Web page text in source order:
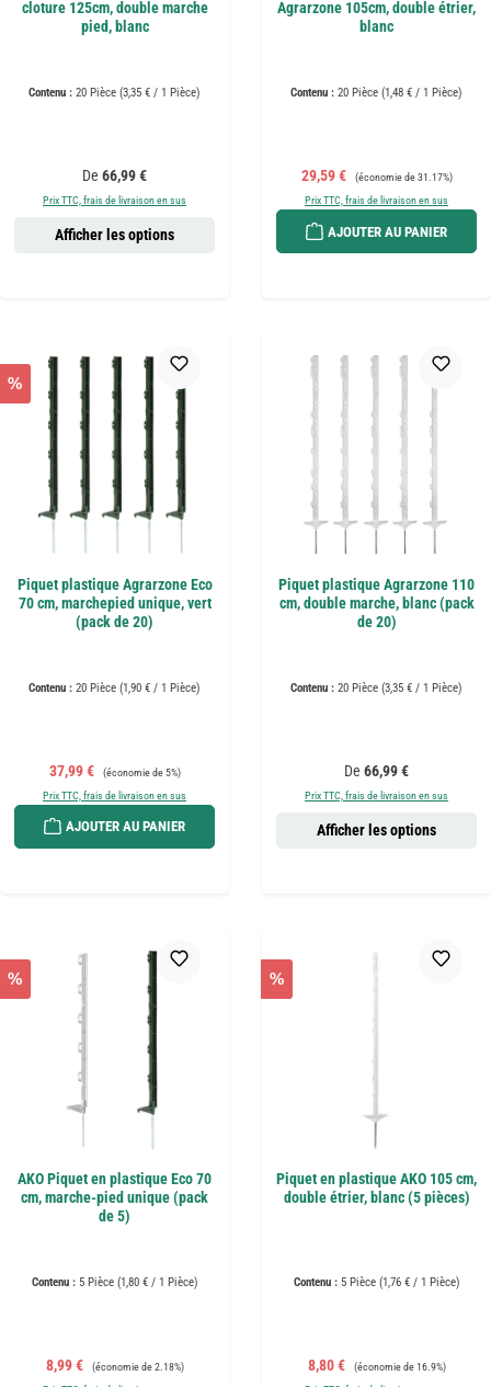
cloture 125cm, double marche
pied, blanc
Contenu : 20 Pièce (3,35 € / 1 Pièce)
Prix régulier :
De 66,99 €
Prix TTC, frais de livraison en sus
Afficher les options
Agrarzone 105cm, double étrier,
blanc
Contenu : 20 Pièce (1,48 € / 1 Pièce)
Prix de vente :
29,59 € Prix régulier :
(économie de 31.17%)
Prix TTC, frais de livraison en sus
AJOUTER AU PANIER
%
Piquet plastique Agrarzone Eco
70 cm, marchepied unique, vert
(pack de 20)
Contenu : 20 Pièce (1,90 € / 1 Pièce)
Prix de vente :
37,99 € Prix régulier :
(économie de 5%)
Prix TTC, frais de livraison en sus
AJOUTER AU PANIER
Piquet plastique Agrarzone 110
cm, double marche, blanc (pack
de 20)
Contenu : 20 Pièce (3,35 € / 1 Pièce)
Prix régulier :
De 66,99 €
Prix TTC, frais de livraison en sus
Afficher les options
%
AKO Piquet en plastique Eco 70
cm, marche-pied unique (pack
de 5)
Contenu : 5 Pièce (1,80 € / 1 Pièce)
Prix de vente :
8,99 € Prix régulier :
(économie de 2.18%)
%
Piquet en plastique AKO 105 cm,
double étrier, blanc (5 pièces)
Contenu : 5 Pièce (1,76 € / 1 Pièce)
Prix de vente :
8,80 € Prix régulier :
(économie de 16.9%)